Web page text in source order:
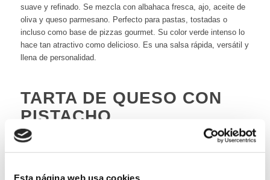
Esta página web usa cookies
suave y refinado. Se mezcla con albahaca fresca, ajo, aceite de
oliva y queso parmesano. Perfecto para pastas, tostadas o
incluso como base de pizzas gourmet. Su color verde intenso lo
hace tan atractivo como delicioso. Es una salsa rápida, versátil y
llena de personalidad.
TARTA DE QUESO CON
PISTACHO
La base se puede hacer con galleta triturada y pistacho molido.